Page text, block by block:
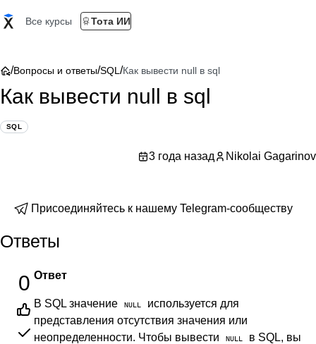
Все курсы Тота ИИ
/Вопросы и ответы/SQL /Как вывести null в sql
Как вывести null в sql
SQL
3 года назад Nikolai Gagarinov
Присоединяйтесь к нашему Telegram-сообществу
Ответы
0 Ответ
В SQL значение NULL
используется для
представления отсутствия значения или
неопределенности. Чтобы вывести
NULL
в SQL, вы